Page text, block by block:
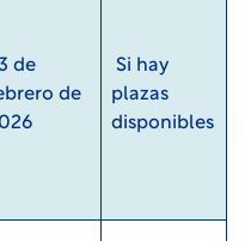
de
de
Si hay
plazas
disponibles